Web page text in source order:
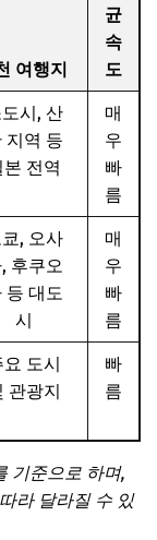
여행지
균
속
도
시, 산
지역 등
본 전역
매
우
빠
름
, 오사
후쿠오
등 대도
시
매
우
빠
름
요 도시
관광지
빠
름
기준으로 하며,
라 달라질 수 있